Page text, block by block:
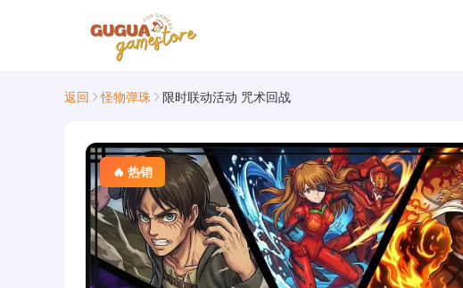
返回 怪物弹珠 限时联动活动 咒术回战
🔥 热销